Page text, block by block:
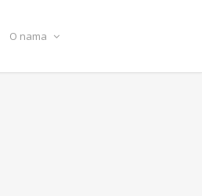
O nama